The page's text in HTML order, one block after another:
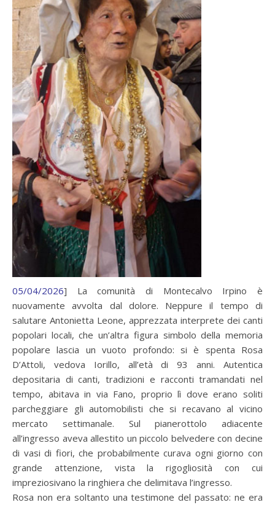
05/04/2026] La comunità di Montecalvo Irpino è
nuovamente avvolta dal dolore. Neppure il tempo di
salutare Antonietta Leone, apprezzata interprete dei canti
popolari locali, che un’altra figura simbolo della memoria
popolare lascia un vuoto profondo: si è spenta Rosa
D’Attoli, vedova Iorillo, all’età di 93 anni. Autentica
depositaria di canti, tradizioni e racconti tramandati nel
tempo, abitava in via Fano, proprio lì dove erano soliti
parcheggiare gli automobilisti che si recavano al vicino
mercato settimanale. Sul pianerottolo adiacente
all’ingresso aveva allestito un piccolo belvedere con decine
di vasi di fiori, che probabilmente curava ogni giorno con
grande attenzione, vista la rigogliosità con cui
impreziosivano la ringhiera che delimitava l’ingresso.
Rosa non era soltanto una testimone del passato: ne era